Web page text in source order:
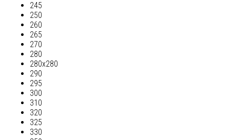
245
250
260
265
270
280
280х280
290
295
300
310
320
325
330